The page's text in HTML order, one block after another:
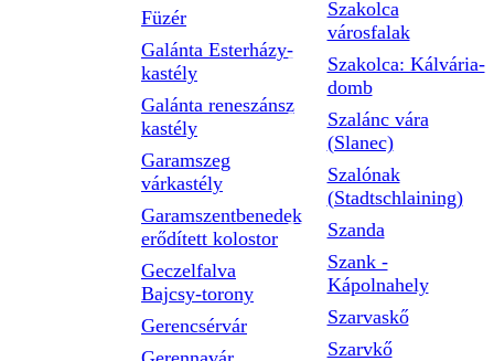
Füzér
Galánta Esterházy-
kastély
Galánta reneszánsz
kastély
Garamszeg
várkastély
Garamszentbenedek
erődített kolostor
Geczelfalva
Bajcsy-torony
Gerencsérvár
Szakolca
városfalak
Szakolca: Kálvária-
domb
Szalánc vára
(Slanec)
Szalónak
(Stadtschlaining)
Szanda
Szank -
Kápolnahely
Szarvaskő
Szarvkő